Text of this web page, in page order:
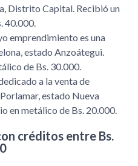
Distrito Capital. Recibió un
40.000.
emprendimiento es una
estado Anzoátegui.
de Bs. 30.000.
a la venta de
estado Nueva
en metálico de Bs. 20.000.
créditos entre Bs.